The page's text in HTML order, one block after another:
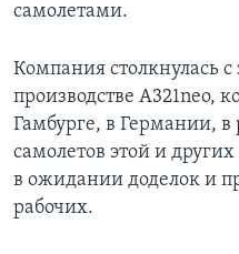
самолетами.
Компания столкнулась
производстве A321neo,
Гамбурге, в Германии, в
самолетов этой и
в ожидании доделок и
рабочих.